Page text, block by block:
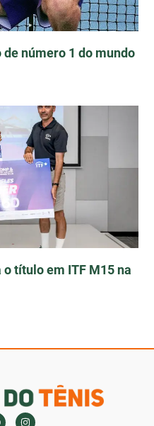
número 1 do mundo
título em ITF M15 na